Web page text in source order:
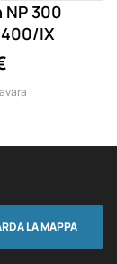
NP 300
400/IX
LA MAPPA